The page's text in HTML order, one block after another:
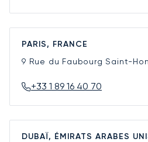
PARIS, FRANCE
9 Rue du Faubourg Saint-
+33 1 89 16 40 70
DUBAÏ, ÉMIRATS ARABES